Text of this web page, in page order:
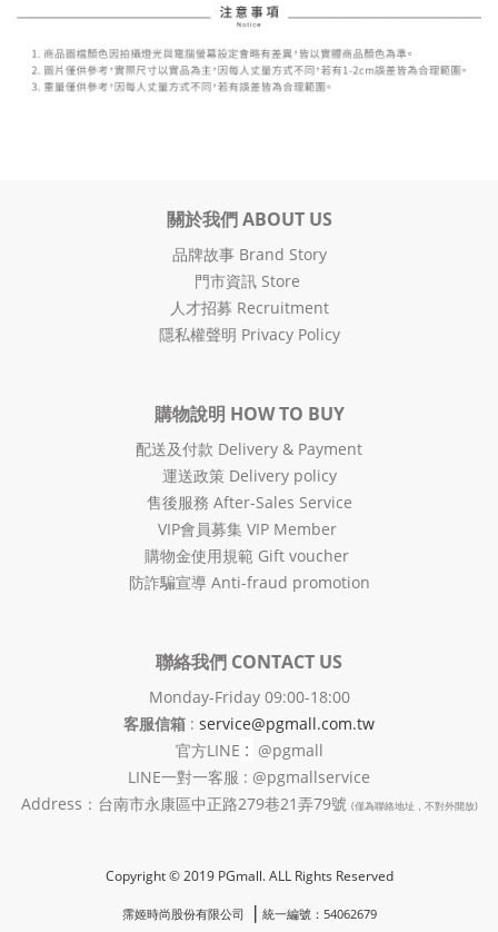
關於我們 ABOUT US
品牌故事 Brand Story
門市資訊 Store
人才招募 Recruitment
隱私權聲明 Privacy Policy
購物說明 HOW TO BUY
配送及付款 Delivery & Payment
運送政策 Delivery policy
售後服務 After-Sales Service
VIP會員募集 VIP Member
購物金使用規範 Gift voucher
防詐騙宣導 Anti-fraud promotion
聯絡我們 CONTACT US
Monday-Friday 09:00-18:00
客服信箱 : service@pgmall.com.tw
官方LINE : @pgmall
LINE一對一客服 : @pgmallservice
Address：台南市永康區中正路279巷21弄79號 (僅為聯絡地址，不對外開放)
Copyright © 2019 PGmall. ALL Rights Reserved
霈姬時尚股份有限公司 ❘ 統一編號：54062679